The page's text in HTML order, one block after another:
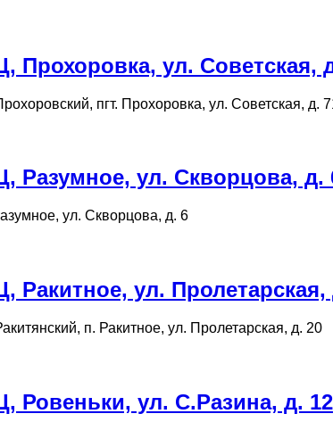
ул. Советская,
пгт. Прохоровка, ул. Советская, д.
ул. Скворцова, д.
ул. Скворцова, д. 6
ул. Пролетарская,
п. Ракитное, ул. Пролетарская, д. 20
ул. С.Разина, д. 12